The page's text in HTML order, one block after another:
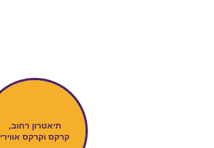
תיאטרון רחוב,
קרקס וקרקס אווירי